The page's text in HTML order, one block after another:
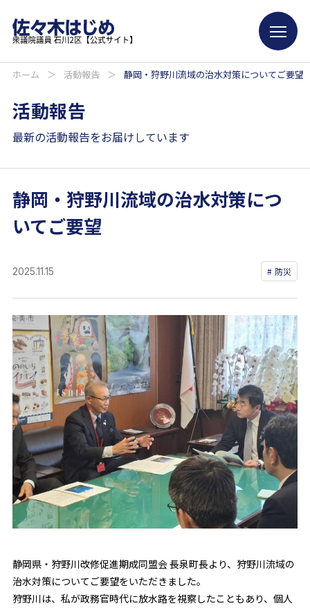
ホーム ＞ 活動報告 ＞ 静岡・狩野川流域の治水対策についてご要望
活動報告
最新の活動報告をお届けしています
静岡・狩野川流域の治水対策につ
いてご要望
2025.11.15 防災
静岡県・狩野川改修促進期成同盟会 長泉町長より、狩野川流域の
治水対策についてご要望をいただきました。
狩野川は、私が政務官時代に放水路を視察したこともあり、個人